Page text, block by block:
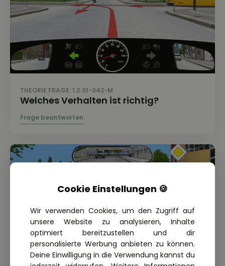
THEORIE FRAGE: 1.3.01-042-M
Welches Verhalten ist richtig?
Cookie Einstellungen 🍪
Wir verwenden Cookies, um den Zugriff auf
unsere Website zu analysieren, Inhalte
optimiert bereitzustellen und dir
personalisierte Werbung anbieten zu können.
Deine Einwilligung in die Verwendung kannst du